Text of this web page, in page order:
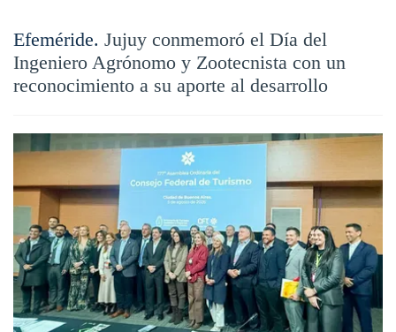
Efeméride. Jujuy conmemoró el Día del
Ingeniero Agrónomo y Zootecnista con un
reconocimiento a su aporte al desarrollo